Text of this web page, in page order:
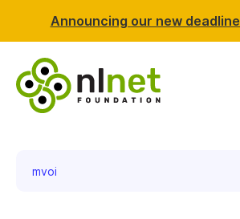
Announcing our new
mvoi